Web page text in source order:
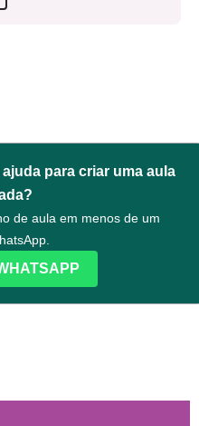
ajuda para criar uma aula
de aula em menos de um